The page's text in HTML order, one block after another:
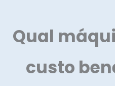
Qual
custo